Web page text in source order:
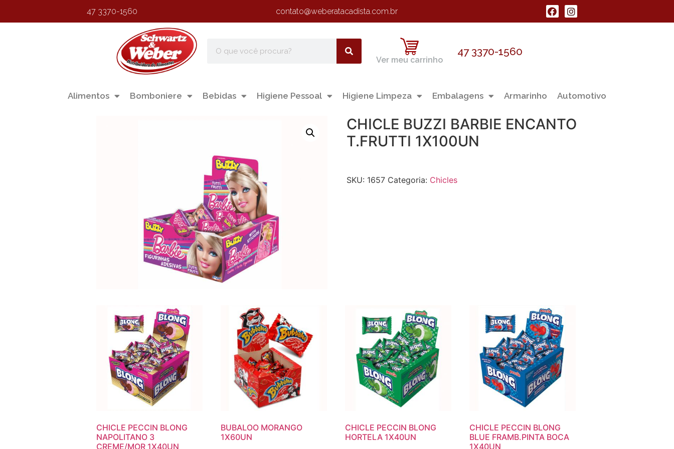
47 3370-1560 contato@weberatacadista.com.br
Ver meu carrinho
47 3370-1560
Alimentos Bomboniere Bebidas Higiene Pessoal Higiene Limpeza Embalagens Armarinho Automotivo
CHICLE BUZZI BARBIE ENCANTO
T.FRUTTI 1X100UN
SKU: 1657 Categoria: Chicles
CHICLE PECCIN BLONG
NAPOLITANO 3
CREME/MOR 1X40UN
BUBALOO MORANGO
1X60UN
CHICLE PECCIN BLONG
HORTELA 1X40UN
CHICLE PECCIN BLONG
BLUE FRAMB.PINTA BOCA
1X40UN